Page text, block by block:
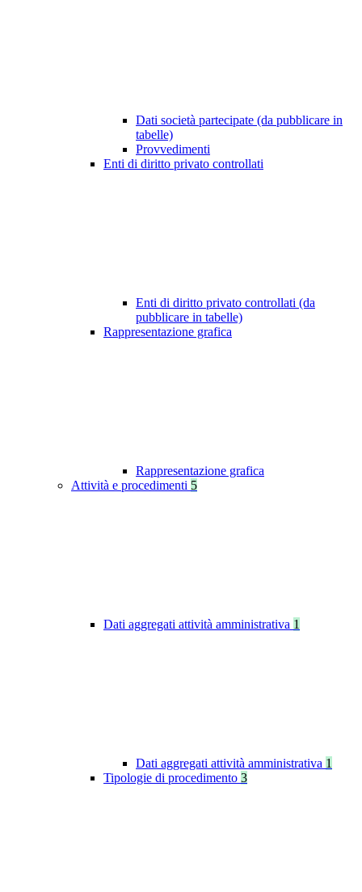
Dati società partecipate (da pubblicare in
tabelle)
Provvedimenti
Enti di diritto privato controllati
Enti di diritto privato controllati (da
pubblicare in tabelle)
Rappresentazione grafica
Rappresentazione grafica
Attività e procedimenti 5
Dati aggregati attività amministrativa 1
Dati aggregati attività amministrativa 1
Tipologie di procedimento 3